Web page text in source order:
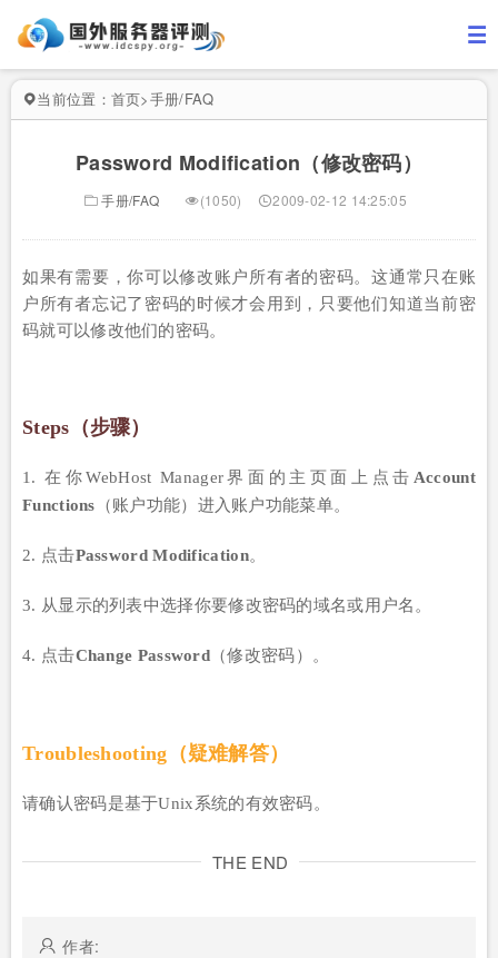
当前位置： 首页>手册/FAQ
Password Modification（修改密码）
手册/FAQ (1050) 2009-02-12 14:25:05
如果有需要，你可以修改账户所有者的密码。这通常只在账
户所有者忘记了密码的时候才会用到，只要他们知道当前密
码就可以修改他们的密码。
Steps（步骤）
1. 在你WebHost Manager界面的主页面上点击 Account
Functions （账户功能）进入账户功能菜单。
2. 点击Password Modification。
3. 从显示的列表中选择你要修改密码的域名或用户名。
4. 点击Change Password （修改密码）。
Troubleshooting（疑难解答）
请确认密码是基于Unix系统的有效密码。
THE END
作者: